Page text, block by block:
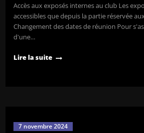
Accès aux exposés internes au club Les
accessibles que depuis la partie réservée
Changement des dates de réunion Pour
d'une…
Lire la suite
7 novembre 2024